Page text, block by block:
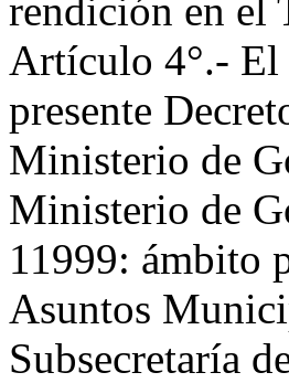
rendición en el
Artículo 4°.- El
presente
Ministerio de
Ministerio de
11999: ámbito
Asuntos
Subsecretaría